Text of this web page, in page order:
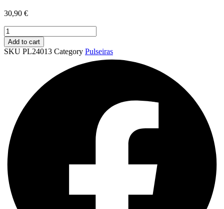
30,90 €
Pulseira
em
prata
com
zircónias
quantity
Add to cart
SKU PL24013 Category Pulseiras